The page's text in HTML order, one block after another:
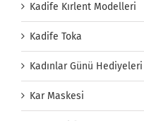
Kadife Kırlent Modelleri
Kadife Toka
Kadınlar Günü Hediyeleri
Kar Maskesi